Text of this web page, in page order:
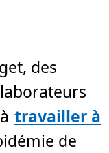
des
travailler à
de